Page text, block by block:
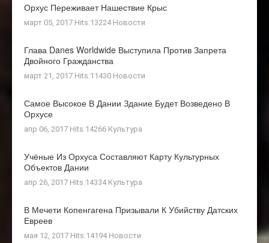
Орхус Переживает Нашествие Крыс
март 05, 2017 Hits:13224 Новости
Глава Danes Worldwide Выступила Против Запрета
Двойного Гражданства
март 21, 2017 Hits:11430 Новости
Самое Высокое В Дании Здание Будет Возведено В
Орхусе
апр 06, 2017 Hits:14266 Культура
Учёные Из Орхуса Составляют Карту Культурных
Объектов Дании
апр 26, 2017 Hits:14334 Культура
В Мечети Копенгагена Призывали К Убийству Датских
Евреев
мая 12, 2017 Hits:14194 Новости